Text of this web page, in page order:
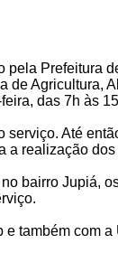
Prefeitura
de Agricultura,
das 7h às
Até
a realização
bairro Jupiá,
também com